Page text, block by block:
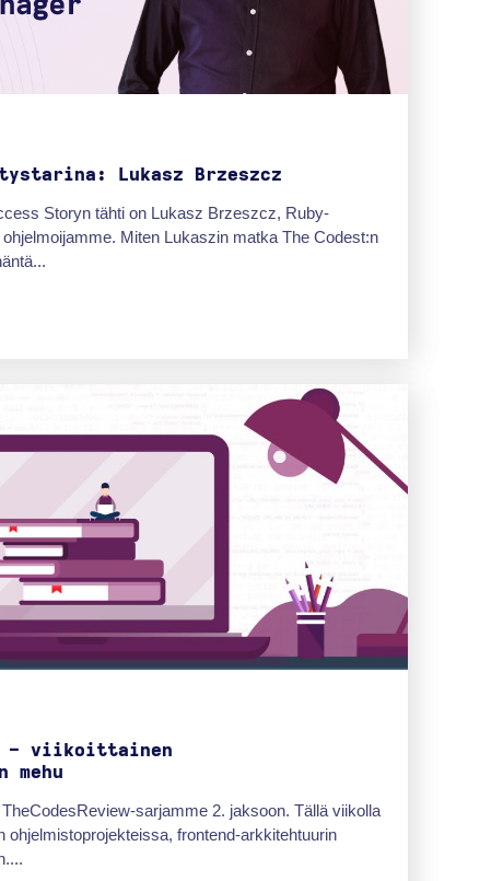
Lukasz Brzeszcz
Storyn tähti on Lukasz Brzeszcz, Ruby-
Miten Lukaszin matka The Codest:n
- viikoittainen
mehu
sarjamme 2. jaksoon. Tällä viikolla
ohjelmistoprojekteissa, frontend-arkkitehtuurin